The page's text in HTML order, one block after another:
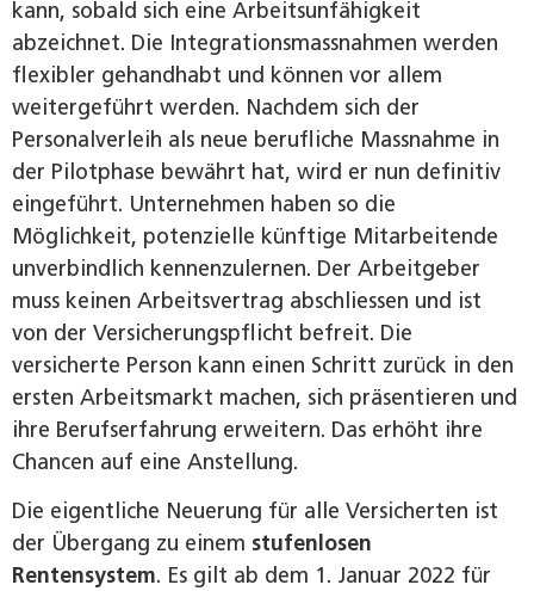
kann, sobald sich eine Arbeitsunfähigkeit
abzeichnet. Die Integrationsmassnahmen werden
flexibler gehandhabt und können vor allem
weitergeführt werden. Nachdem sich der
Personalverleih als neue berufliche Massnahme in
der Pilotphase bewährt hat, wird er nun definitiv
eingeführt. Unternehmen haben so die
Möglichkeit, potenzielle künftige Mitarbeitende
unverbindlich kennenzulernen. Der Arbeitgeber
muss keinen Arbeitsvertrag abschliessen und ist
von der Versicherungspflicht befreit. Die
versicherte Person kann einen Schritt zurück in den
ersten Arbeitsmarkt machen, sich präsentieren und
ihre Berufserfahrung erweitern. Das erhöht ihre
Chancen auf eine Anstellung.
Die eigentliche Neuerung für alle Versicherten ist
der Übergang zu einem stufenlosen
Rentensystem. Es gilt ab dem 1. Januar 2022 für